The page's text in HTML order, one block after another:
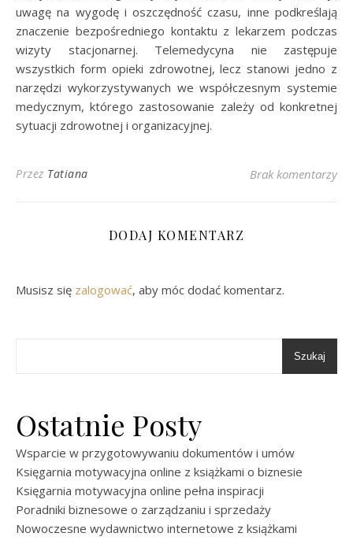
uwagę na wygodę i oszczędność czasu, inne podkreślają
znaczenie bezpośredniego kontaktu z lekarzem podczas
wizyty stacjonarnej. Telemedycyna nie zastępuje
wszystkich form opieki zdrowotnej, lecz stanowi jedno z
narzędzi wykorzystywanych we współczesnym systemie
medycznym, którego zastosowanie zależy od konkretnej
sytuacji zdrowotnej i organizacyjnej.
Przez Tatiana Brak komentarzy
DODAJ KOMENTARZ
Musisz się zalogować, aby móc dodać komentarz.
Szukaj
Ostatnie Posty
Wsparcie w przygotowywaniu dokumentów i umów
Księgarnia motywacyjna online z książkami o biznesie
Księgarnia motywacyjna online pełna inspiracji
Poradniki biznesowe o zarządzaniu i sprzedaży
Nowoczesne wydawnictwo internetowe z książkami